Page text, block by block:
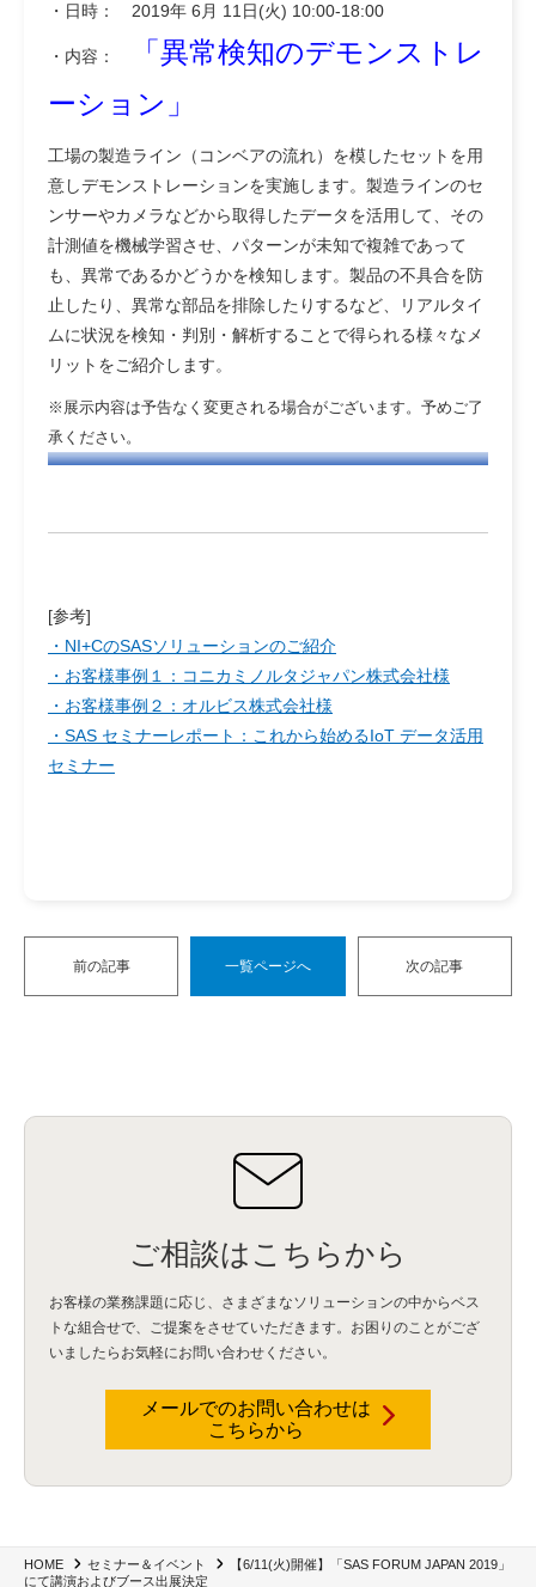
HOME セミナー＆イベント
【6/11(火)開催】「SAS FORUM JAPAN 2019」
にて講演およびブース出展決定
・日時： 2019年 6月 11日(火) 10:00-18:00
・内容：
「異常検知のデモンストレ
ーション」
工場の製造ライン（コンベアの流れ）を模したセットを用
意しデモンストレーションを実施します。製造ラインのセ
ンサーやカメラなどから取得したデータを活用して、その
計測値を機械学習させ、パターンが未知で複雑であって
も、異常であるかどうかを検知します。製品の不具合を防
止したり、異常な部品を排除したりするなど、リアルタイ
ムに状況を検知・判別・解析することで得られる様々なメ
リットをご紹介します。
※展示内容は予告なく変更される場合がございます。予めご了
承ください。
[参考]
・NI+CのSASソリューションのご紹介
・お客様事例１：コニカミノルタジャパン株式会社様
・お客様事例２：オルビス株式会社様
・SAS セミナーレポート：これから始めるIoT データ活用
セミナー
前の記事 一覧ページへ 次の記事
ご相談はこちらから
お客様の業務課題に応じ、さまざまなソリューションの中からベス
トな組合せで、
ご提案をさせていただきます。お困りのことがござ
いましたらお気軽にお問い合わせください。
メールでのお問い合わせは
こちらから